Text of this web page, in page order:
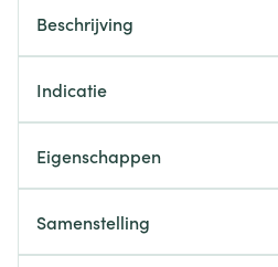
Beschrijving
Indicatie
Eigenschappen
Samenstelling